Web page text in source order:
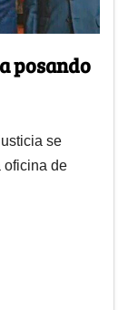
posando
se
oficina de